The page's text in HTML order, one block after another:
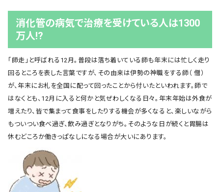
お問い合わせ
消化管の病気で治療を受けている人は1300
万人!?
「師走」と呼ばれる12月。普段は落ち着いている師も年末には忙しく走り
回るところを表した言葉ですが、その由来は伊勢の神職をする師（ 僧）
が、年末にお札を全国に配って回ったことから付いたといわれます。師で
はなくとも、12月に入ると何かと気ぜわしくなる日々。年末年始は外食が
増えたり、皆で集まって食事をしたりする機会が多くなると、楽しいながら
もついつい食べ過ぎ、飲み過ぎとなりがち。そのような日が続くと胃腸は
休むどころか働きっぱなしになる場合が大いにあります。